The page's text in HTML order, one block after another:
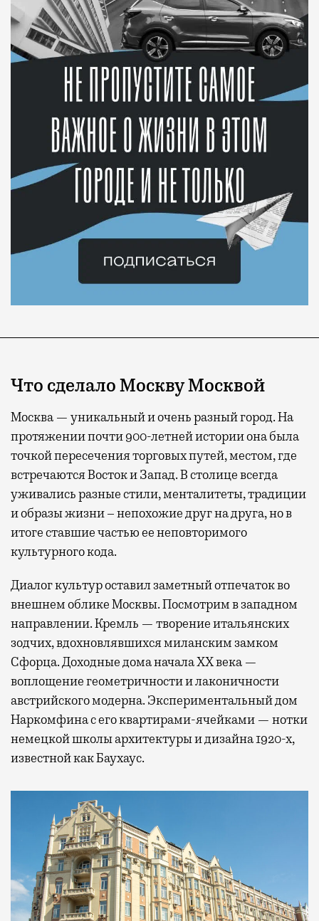
Что сделало Москву Москвой
Москва — уникальный и очень разный город. На
протяжении почти 900-летней истории она была
точкой пересечения торговых путей, местом, где
встречаются Восток и Запад. В столице всегда
уживались разные стили, менталитеты, традиции
и образы жизни – непохожие друг на друга, но в
итоге ставшие частью ее неповторимого
культурного кода.
Диалог культур оставил заметный отпечаток во
внешнем облике Москвы. Посмотрим в западном
направлении. Кремль — творение итальянских
зодчих, вдохновлявшихся миланским замком
Сфорца. Доходные дома начала XX века —
воплощение геометричности и лаконичности
австрийского модерна. Экспериментальный дом
Наркомфина с его квартирами-ячейками — нотки
немецкой школы архитектуры и дизайна 1920-х,
известной как Баухаус.